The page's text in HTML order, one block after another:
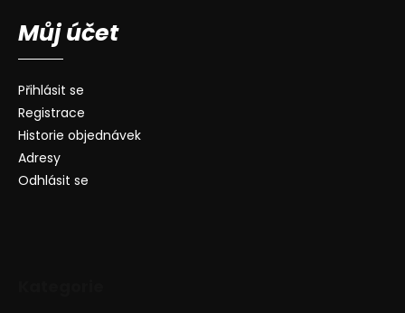
Můj účet
Přihlásit se
Registrace
Historie objednávek
Adresy
Odhlásit se